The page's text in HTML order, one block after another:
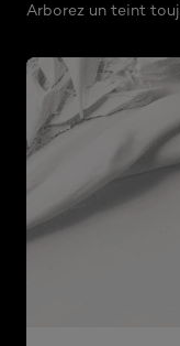
Arborez un teint